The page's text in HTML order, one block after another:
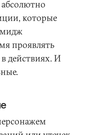
которые
проявлять
действиях. И